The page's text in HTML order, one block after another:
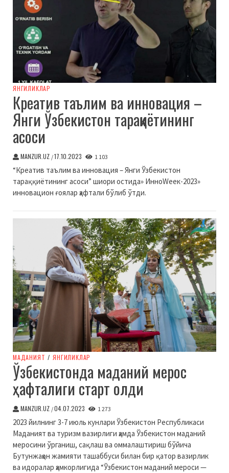
ЯНГИЛИКЛАР
Креатив таълим ва инновация –
Янги Ўзбекистон тараққиётининг
асоси
MANZUR.UZ /17.10.2023 1 103
“Креатив таълим ва инновация – Янги Ўзбекистон
тараққиётининг асоси” шиори остида» ИнноWеек-2023»
инновацион ғоялар ҳафтали бўлиб ўтди.
МАДАНИЯТ / ЯНГИЛИКЛАР
Ўзбекистонда маданий мерос
ҳафталиги старт олди
MANZUR.UZ /04.07.2023 1 273
2023 йилнинг 3-7 июль кунлари Ўзбекистон Республикаси
Маданият ва туризм вазирлиги ҳамда Ўзбекистон маданий
меросини ўрганиш, сақлаш ва оммалаштириш бўйича
Бутунжаҳон жамияти ташаббуси билан бир қатор вазирлик
ва идоралар ҳамкорлигида “Ўзбекистон маданий мероси —